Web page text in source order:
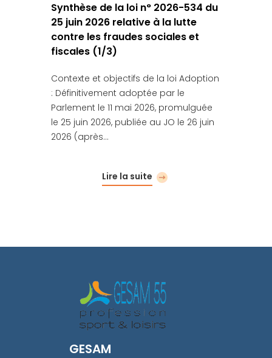
Synthèse de la loi n° 2026-534 du
25 juin 2026 relative à la lutte
contre les fraudes sociales et
fiscales (1/3)
Contexte et objectifs de la loi Adoption
: Définitivement adoptée par le
Parlement le 11 mai 2026, promulguée
le 25 juin 2026, publiée au JO le 26 juin
2026 (après…
Lire la suite
GESAM